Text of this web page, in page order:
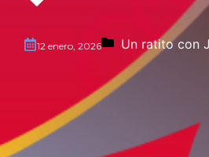
12 enero, 2026 Un ratito con